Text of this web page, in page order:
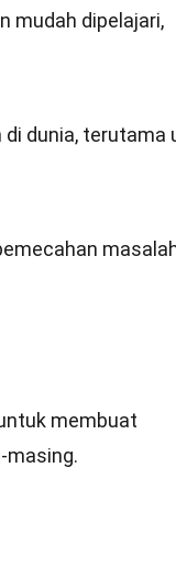
mudah dipelajari,
di dunia, terutama
membuat
masing.